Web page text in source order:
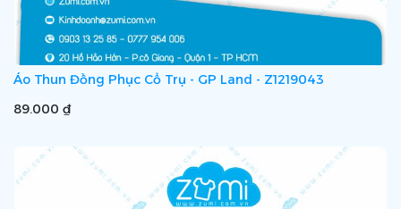
Áo Thun Đồng Phục Cổ Trụ - GP Land - Z1219043
89.000 ₫